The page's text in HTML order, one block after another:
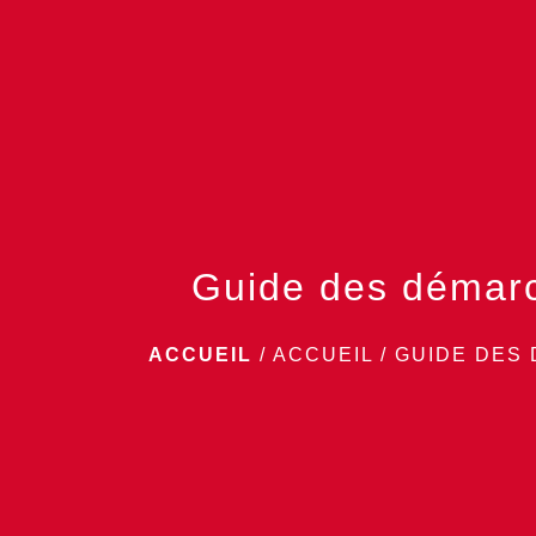
Guide des
ACCUEIL / ACCUEIL / GUIDE DES